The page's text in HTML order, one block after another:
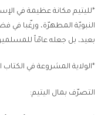
*لليتيم مكانة عظيمة في
النبويّة المطهرّة، ورغّبا في
بعيد، بل جعله عامّاً
*الولاية المشروعة في الكتاب
التصرّف بمال اليتيم: